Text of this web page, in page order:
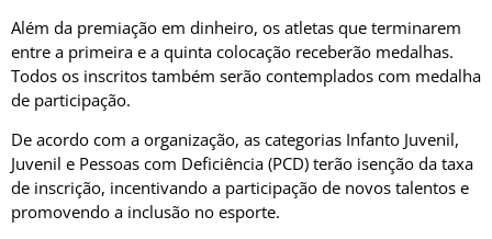
Além da premiação em dinheiro, os atletas que terminarem
entre a primeira e a quinta colocação receberão medalhas.
Todos os inscritos também serão contemplados com medalha
de participação.
De acordo com a organização, as categorias Infanto Juvenil,
Juvenil e Pessoas com Deficiência (PCD) terão isenção da taxa
de inscrição, incentivando a participação de novos talentos e
promovendo a inclusão no esporte.